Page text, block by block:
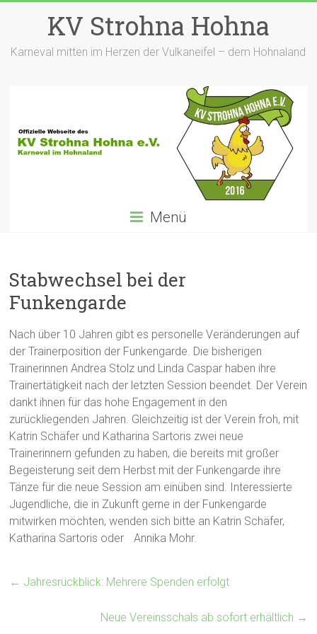
KV Strohna Hohna
Karneval mitten im Herzen der Vulkaneifel – dem Hohnaland
Menü
Stabwechsel bei der
Funkengarde
Nach über 10 Jahren gibt es personelle Veränderungen auf
der Trainerposition der Funkengarde. Die bisherigen
Trainerinnen Andrea Stolz und Linda Caspar haben ihre
Trainertätigkeit nach der letzten Session beendet. Der Verein
dankt ihnen für das hohe Engagement in den
zurückliegenden Jahren. Gleichzeitig ist der Verein froh, mit
Katrin Schäfer und Katharina Sartoris zwei neue
Trainerinnern gefunden zu haben, die bereits mit großer
Begeisterung seit dem Herbst mit der Funkengarde ihre
Tänze für die neue Session am einüben sind. Interessierte
Jugendliche, die in Zukunft gerne in der Funkengarde
mitwirken möchten, wenden sich bitte an Katrin Schäfer,
Katharina Sartoris oder Annika Mohr.
← Jahresrückblick: Mehrere Spenden erfolgt
Neue Vereinsschals ab sofort erhältlich →